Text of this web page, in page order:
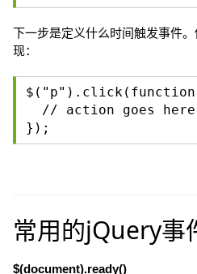
下一步是定义什么时间触发事件
现：
// action goes
});
常用的jQuery事
$(document).ready()